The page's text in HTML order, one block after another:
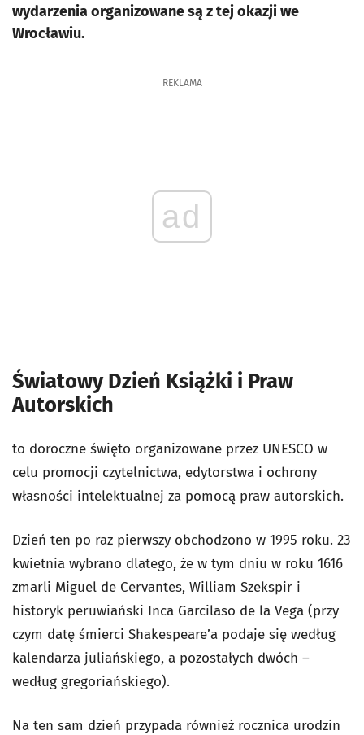
wydarzenia organizowane są z tej okazji we
Wrocławiu.
REKLAMA
ad
Światowy Dzień Książki i Praw
Autorskich
to doroczne święto organizowane przez UNESCO w
celu promocji czytelnictwa, edytorstwa i ochrony
własności intelektualnej za pomocą praw autorskich.
Dzień ten po raz pierwszy obchodzono w 1995 roku. 23
kwietnia wybrano dlatego, że w tym dniu w roku 1616
zmarli Miguel de Cervantes, William Szekspir i
historyk peruwiański Inca Garcilaso de la Vega (przy
czym datę śmierci Shakespeare’a podaje się według
kalendarza juliańskiego, a pozostałych dwóch –
według gregoriańskiego).
Na ten sam dzień przypada również rocznica urodzin